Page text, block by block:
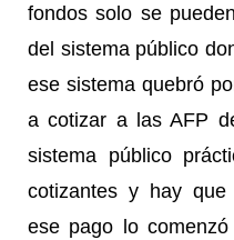
fondos solo se
del sistema público
ese sistema quebró
a cotizar a las AFP
sistema público
cotizantes y hay que
ese pago lo